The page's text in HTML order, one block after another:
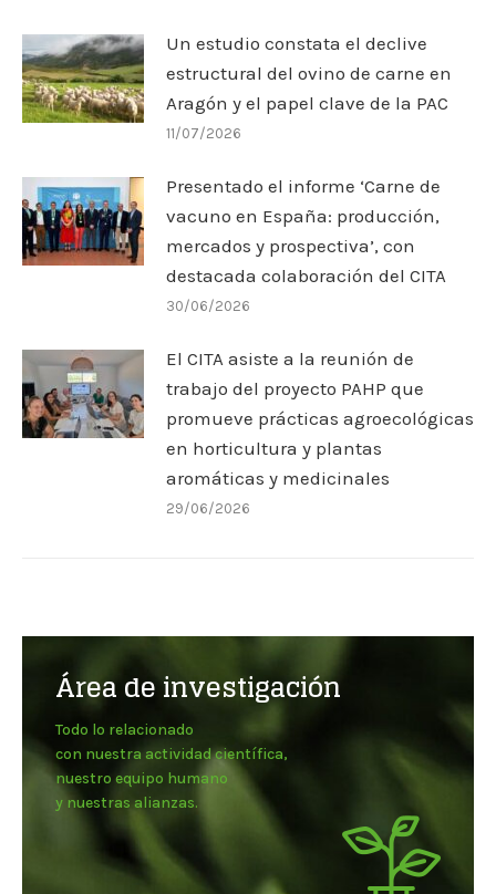
Un estudio constata el declive
estructural del ovino de carne en
Aragón y el papel clave de la PAC
11/07/2026
Presentado el informe ‘Carne de
vacuno en España: producción,
mercados y prospectiva’, con
destacada colaboración del CITA
30/06/2026
El CITA asiste a la reunión de
trabajo del proyecto PAHP que
promueve prácticas agroecológicas
en horticultura y plantas
aromáticas y medicinales
29/06/2026
Área de investigación
Todo lo relacionado
con nuestra actividad científica,
nuestro equipo humano
y nuestras alianzas.